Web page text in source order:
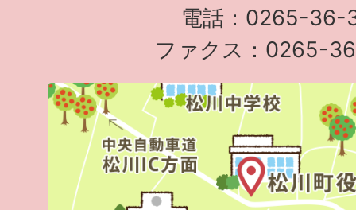
電話：0265-36-
ファクス：0265-